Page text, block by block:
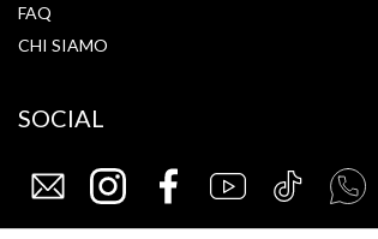
FAQ
CHI SIAMO
SOCIAL